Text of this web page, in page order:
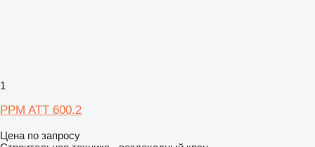
1
PPM ATT 600.2
Цена по запросу